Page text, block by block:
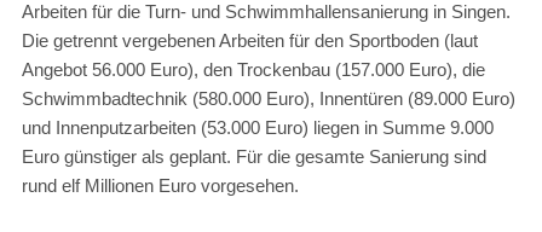
Arbeiten für die Turn- und Schwimmhallensanierung in Singen.
Die getrennt vergebenen Arbeiten für den Sportboden (laut
Angebot 56.000 Euro), den Trockenbau (157.000 Euro), die
Schwimmbadtechnik (580.000 Euro), Innentüren (89.000 Euro)
und Innenputzarbeiten (53.000 Euro) liegen in Summe 9.000
Euro günstiger als geplant. Für die gesamte Sanierung sind
rund elf Millionen Euro vorgesehen.